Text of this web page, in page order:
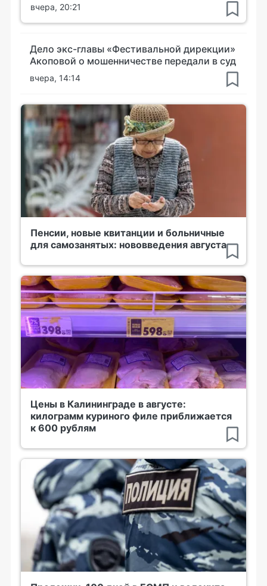
вчера, 20:21
Дело экс-главы «Фестивальной дирекции»
Акоповой о мошенничестве передали в суд
вчера, 14:14
Пенсии, новые квитанции и больничные
для самозанятых: нововведения августа
Цены в Калининграде в августе:
килограмм куриного филе приближается
к 600 рублям